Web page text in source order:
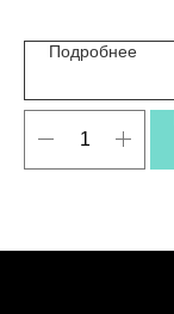
Подробнее